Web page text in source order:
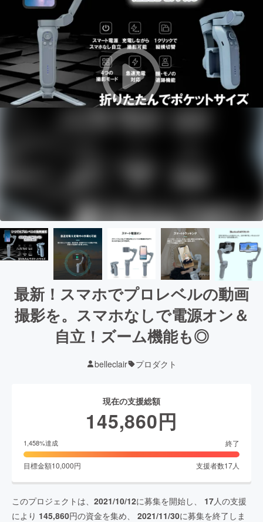
最新！スマホでプロレベルの動画
撮影を。スマホなしで電源オン＆
自立！ズーム機能も◎
belleclair プロダクト
現在の支援総額
145,860円
1,458%達成 終了
目標金額10,000円 支援者数17人
このプロジェクトは、 2021/10/12に募集を開始し、 17人の支援
により 145,860円の資金を集め、 2021/11/30に募集を終了しま